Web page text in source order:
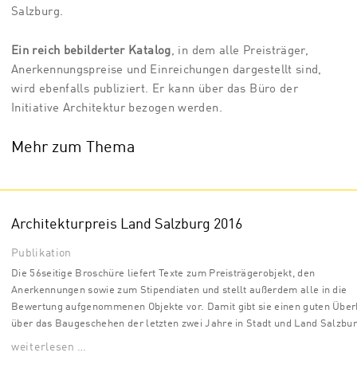
Salzburg.
Ein reich bebilderter Katalog , in dem alle Preisträger,
Anerkennungspreise und Einreichungen dargestellt sind,
wird ebenfalls publiziert. Er kann über das Büro der
Initiative Architektur bezogen werden.
Mehr zum Thema
Architekturpreis Land Salzburg 2016
Publikation
Die 56seitige Broschüre liefert Texte zum Preisträgerobjekt, den
Anerkennungen sowie zum Stipendiaten und stellt außerdem alle in die
Bewertung aufgenommenen Objekte vor. Damit gibt sie einen guten
über das Baugeschehen der letzten zwei Jahre in Stadt und Land
weiterlesen …